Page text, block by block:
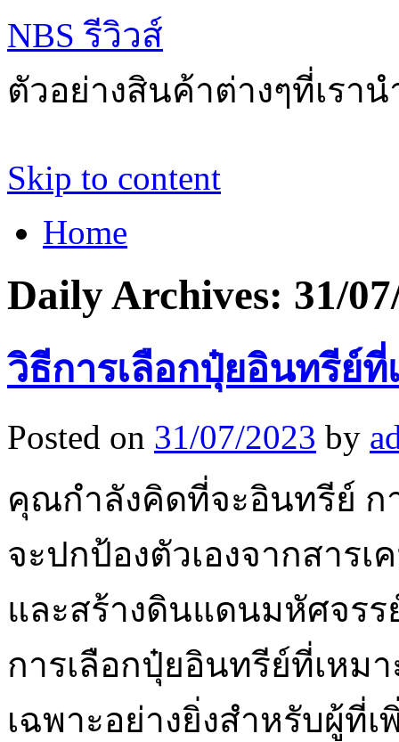
NBS รีวิวส์
ตัวอย่างสินค้าต่างๆที่เรา
Skip to content
Home
Daily Archives: 31/
วิธีการเลือกปุ๋ยอินทรีย์ที่
Posted on 31/07/2023 by
คุณกำลังคิดที่จะอินทรีย์ ก
จะปกป้องตัวเองจากสาร
และสร้างดินแดนมหัศจร
การเลือกปุ๋ยอินทรีย์ที่เหม
เฉพาะอย่างยิ่งสำหรับผู้ที่